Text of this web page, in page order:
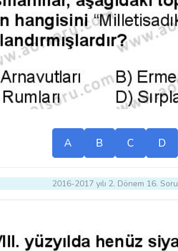
A B C D
2016-2017 yılı 2. Dönem 16. Soru